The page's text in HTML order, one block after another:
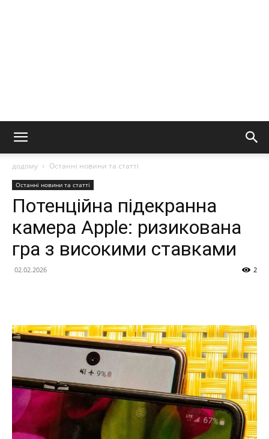
додому Останні новини та статті
Останні новини та статті
Потенційна підекранна
камера Apple: ризикована
гра з високими ставками
02.02.2026 2